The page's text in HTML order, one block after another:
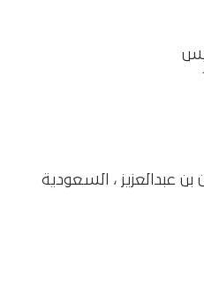
بن عبدالعزيز ، السعودية